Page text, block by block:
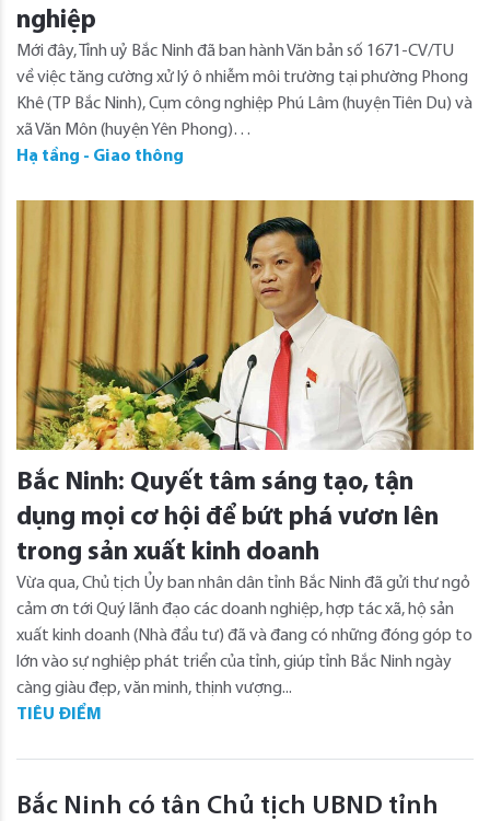
nghiệp
Mới đây, Tỉnh uỷ Bắc Ninh đã ban hành Văn bản số 1671-CV/TU
về việc tăng cường xử lý ô nhiễm môi trường tại phường Phong
Khê (TP Bắc Ninh), Cụm công nghiệp Phú Lâm (huyện Tiên Du) và
xã Văn Môn (huyện Yên Phong)…
Hạ tầng - Giao thông
Bắc Ninh: Quyết tâm sáng tạo, tận
dụng mọi cơ hội để bứt phá vươn lên
trong sản xuất kinh doanh
Vừa qua, Chủ tịch Ủy ban nhân dân tỉnh Bắc Ninh đã gửi thư ngỏ
cảm ơn tới Quý lãnh đạo các doanh nghiệp, hợp tác xã, hộ sản
xuất kinh doanh (Nhà đầu tư) đã và đang có những đóng góp to
lớn vào sự nghiệp phát triển của tỉnh, giúp tỉnh Bắc Ninh ngày
càng giàu đẹp, văn minh, thịnh vượng...
TIÊU ĐIỂM
Bắc Ninh có tân Chủ tịch UBND tỉnh